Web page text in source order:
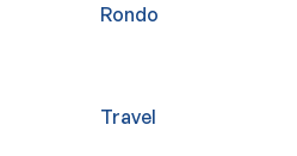
Rondo
Travel